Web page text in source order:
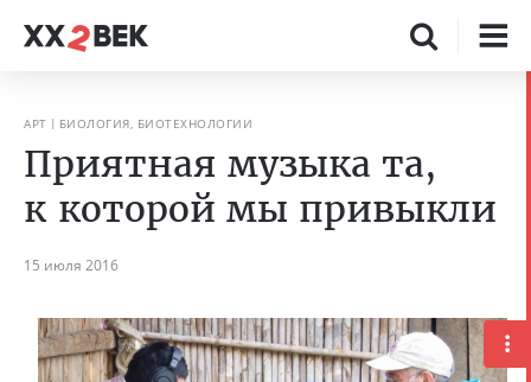
АРТ БИОЛОГИЯ, БИОТЕХНОЛОГИИ
Приятная музыка та,
к которой мы привыкли
15 июля 2016